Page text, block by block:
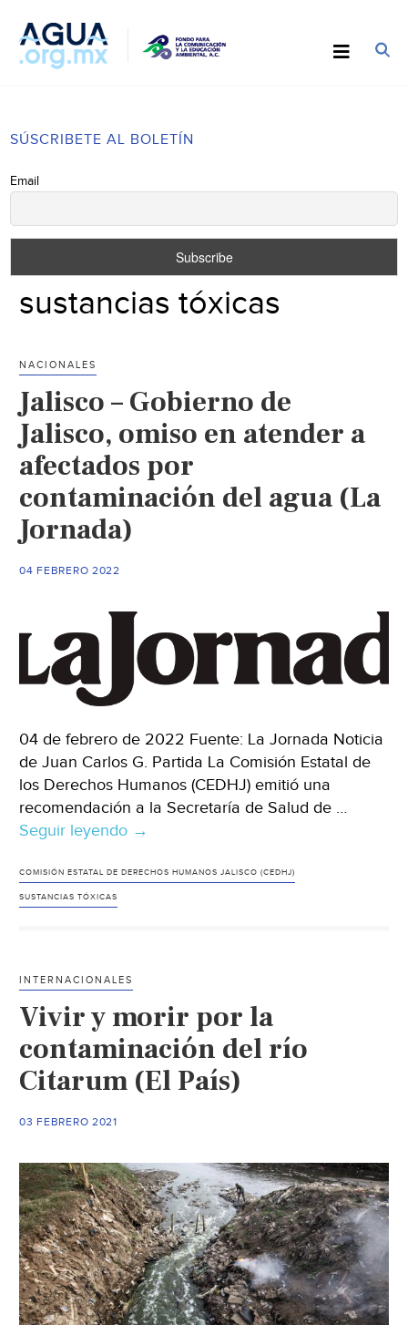
SÚSCRIBETE AL BOLETÍN
Email
sustancias tóxicas
NACIONALES
Jalisco – Gobierno de
Jalisco, omiso en atender a
afectados por
contaminación del agua (La
Jornada)
04 FEBRERO 2022
04 de febrero de 2022 Fuente: La Jornada Noticia
de Juan Carlos G. Partida La Comisión Estatal de
los Derechos Humanos (CEDHJ) emitió una
recomendación a la Secretaría de Salud de …
Seguir leyendo Jalisco
Gobierno
atender
a
afectados
por
contaminación
Jornada)
→
COMISIÓN ESTATAL DE DERECHOS HUMANOS JALISCO (CEDHJ)
SUSTANCIAS TÓXICAS
INTERNACIONALES
Vivir y morir por la
contaminación del río
Citarum (El País)
03 FEBRERO 2021